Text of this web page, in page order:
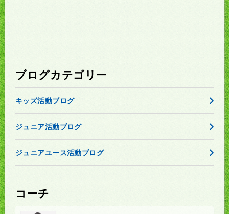
ブログカテゴリー
キッズ活動ブログ
ジュニア活動ブログ
ジュニアユース活動ブログ
コーチ